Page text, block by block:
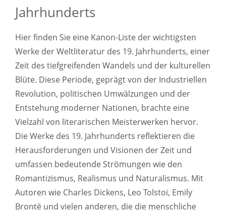
Jahrhunderts
Hier finden Sie eine Kanon-Liste der wichtigsten
Werke der Weltliteratur des 19. Jahrhunderts, einer
Zeit des tiefgreifenden Wandels und der kulturellen
Blüte. Diese Periode, geprägt von der Industriellen
Revolution, politischen Umwälzungen und der
Entstehung moderner Nationen, brachte eine
Vielzahl von literarischen Meisterwerken hervor.
Die Werke des 19. Jahrhunderts reflektieren die
Herausforderungen und Visionen der Zeit und
umfassen bedeutende Strömungen wie den
Romantizismus, Realismus und Naturalismus. Mit
Autoren wie Charles Dickens, Leo Tolstoi, Emily
Brontë und vielen anderen, die die menschliche